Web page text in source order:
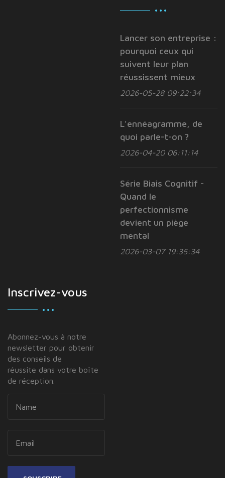
Lancer son entreprise :
pourquoi ceux qui
suivent leur plan
réussissent mieux
2026-05-28 09:22:34
L'ennéagramme, de
quoi parle-t-on ?
2026-04-20 06:11:14
Série Biais Cognitif -
Quand le
perfectionnisme
devient un piège
mental
2026-03-07 19:35:34
Inscrivez-vous
Abonnez-vous à notre
newsletter pour obtenir
des conseils de
réussite dans votre boîte
de réception.